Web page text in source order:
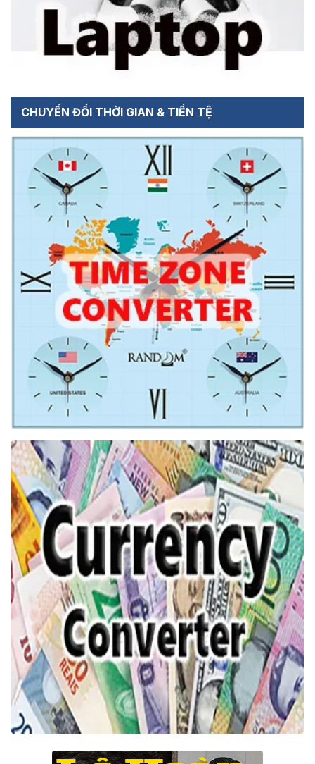
CHUYỂN ĐỔI THỜI GIAN & TIỀN TỆ